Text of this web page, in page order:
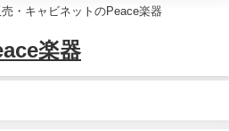
・キャビネットのPeace楽器
楽器